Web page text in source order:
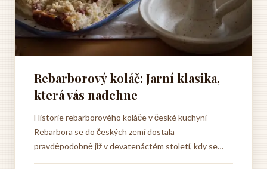
Rebarborový koláč: Jarní klasika,
která vás nadchne
Historie rebarborového koláče v české kuchyni
Rebarbora se do českých zemí dostala
pravděpodobně již v devatenáctém století, kdy se
začala postupně rozšiřovat po celé Evropě jako